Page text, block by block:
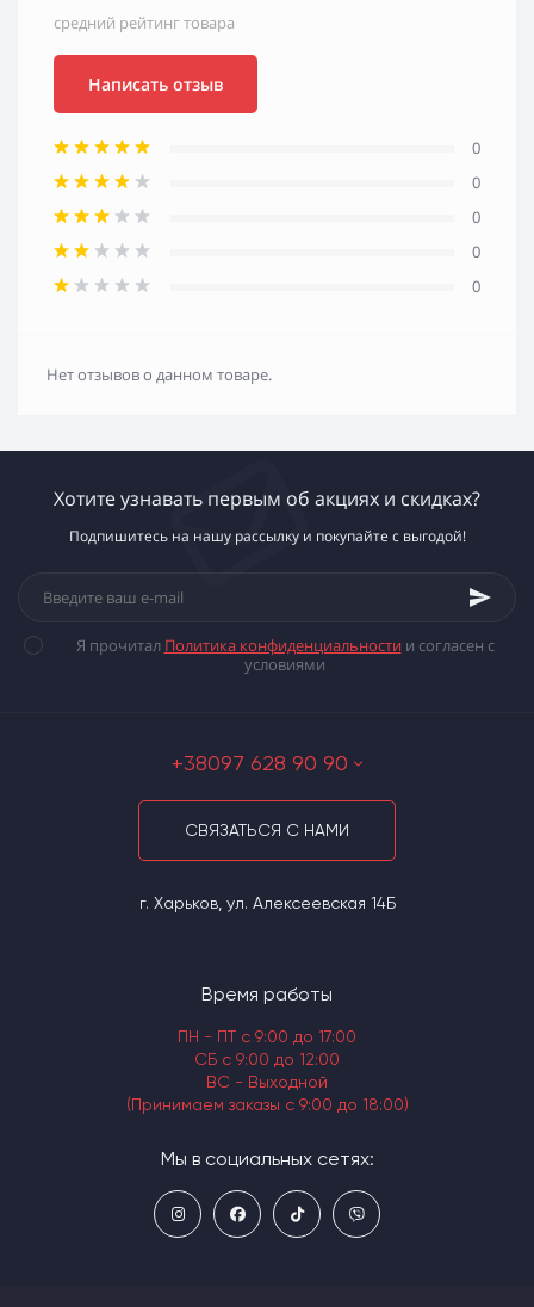
средний рейтинг товара
Написать отзыв
0
0
0
0
0
Нет отзывов о данном товаре.
Хотите узнавать первым об акциях и скидках?
Подпишитесь на нашу рассылку и покупайте с выгодой!
Я прочитал Политика конфиденциальностии согласен с
условиями
+38097 628 90 90
СВЯЗАТЬСЯ С НАМИ
г. Харьков, ул. Алексеевская 14Б
Время работы
ПН - ПТ с 9:00 до 17:00
СБ с 9:00 до 12:00
ВС - Выходной
(Принимаем заказы с 9:00 до 18:00)
Мы в социальных сетях: